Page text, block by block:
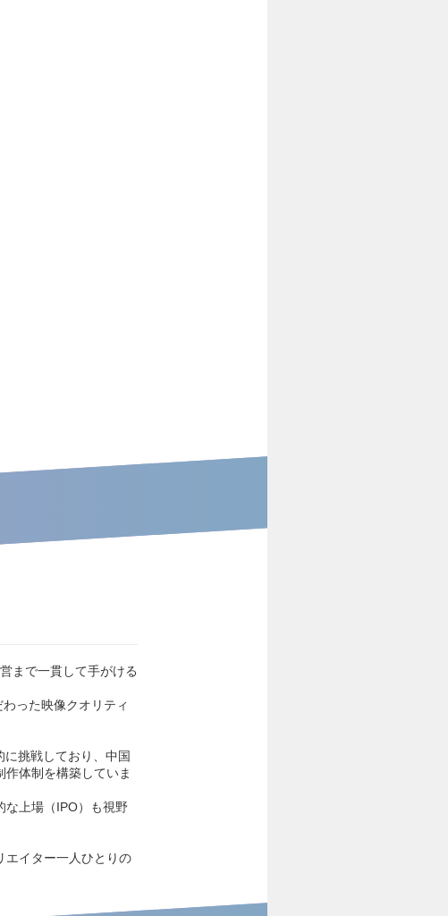
まで一貫して手がける
った映像クオリティ
挑戦しており、中国
体制を構築していま
な上場（IPO）も視野
エイター一人ひとりの